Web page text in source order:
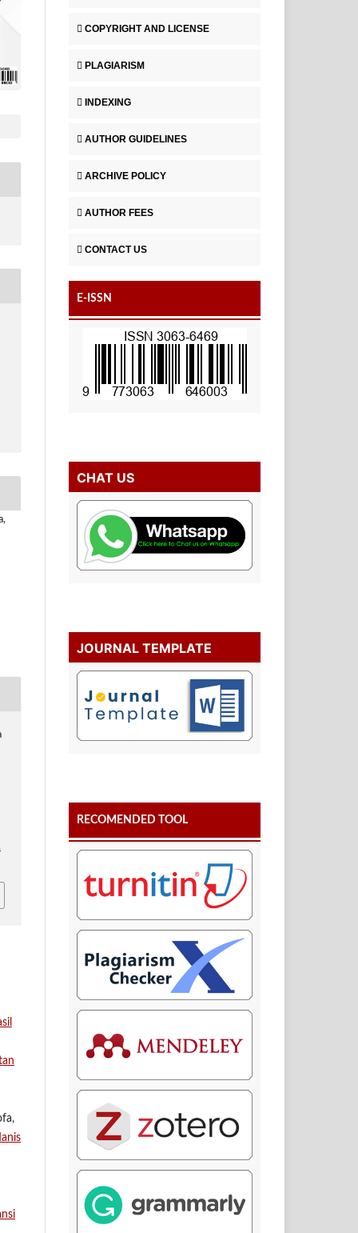
COPYRIGHT AND LICENSE
PLAGIARISM
INDEXING
AUTHOR GUIDELINES
ARCHIVE POLICY
AUTHOR FEES
CONTACT US
E-ISSN
CHAT US
JOURNAL TEMPLATE
RECOMENDED TOOL